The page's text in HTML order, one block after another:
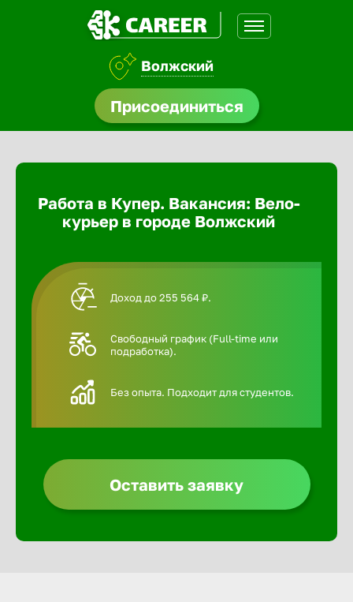
Волжский
Присоединиться
Абакан
Анадырь
Работа в Купер. Вакансия: Вело-
курьер в городе Волжский
Доход до 255 564 ₽.
Свободный график (Full-time или
подработка).
Без опыта. Подходит для студентов.
Оставить заявку